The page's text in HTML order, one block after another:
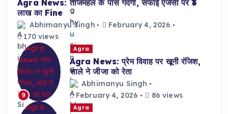
Agra News: ताजमहल के पास गंदगी, सफाई एजेंसी पर ₹3
लाख का Fine
Abhimanyu Singh
February 4, 2026
170 views
9
Agra
Agra News: प्रेम विवाह पर खूनी रंजिश,
साले ने जीजा को रेता
Abhimanyu Singh
February 4, 2026
86 views
Agra